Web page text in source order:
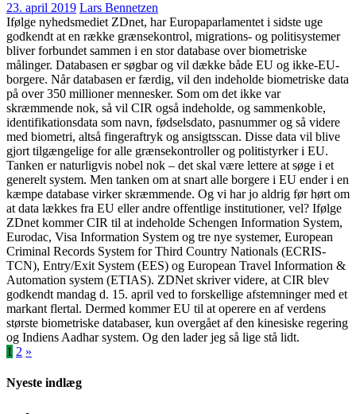
23. april 2019 Lars Bennetzen
Ifølge nyhedsmediet ZDnet, har Europaparlamentet i sidste uge
godkendt at en række grænsekontrol, migrations- og politisystemer
bliver forbundet sammen i en stor database over biometriske
målinger. Databasen er søgbar og vil dække både EU og ikke-EU-
borgere. Når databasen er færdig, vil den indeholde biometriske data
på over 350 millioner mennesker. Som om det ikke var
skræmmende nok, så vil CIR også indeholde, og sammenkoble,
identifikationsdata som navn, fødselsdato, pasnummer og så videre
med biometri, altså fingeraftryk og ansigtsscan. Disse data vil blive
gjort tilgængelige for alle grænsekontroller og politistyrker i EU.
Tanken er naturligvis nobel nok – det skal være lettere at søge i et
generelt system. Men tanken om at snart alle borgere i EU ender i en
kæmpe database virker skræmmende. Og vi har jo aldrig før hørt om
at data lækkes fra EU eller andre offentlige institutioner, vel? Ifølge
ZDnet kommer CIR til at indeholde Schengen Information System,
Eurodac, Visa Information System og tre nye systemer, European
Criminal Records System for Third Country Nationals (ECRIS-
TCN), Entry/Exit System (EES) og European Travel Information &
Automation system (ETIAS). ZDNet skriver videre, at CIR blev
godkendt mandag d. 15. april ved to forskellige afstemninger med et
markant flertal. Dermed kommer EU til at operere en af verdens
største biometriske databaser, kun overgået af den kinesiske regering
og Indiens Aadhar system. Og den lader jeg så lige stå lidt.
Indlægsinddeling
1 2 »
Nyeste indlæg